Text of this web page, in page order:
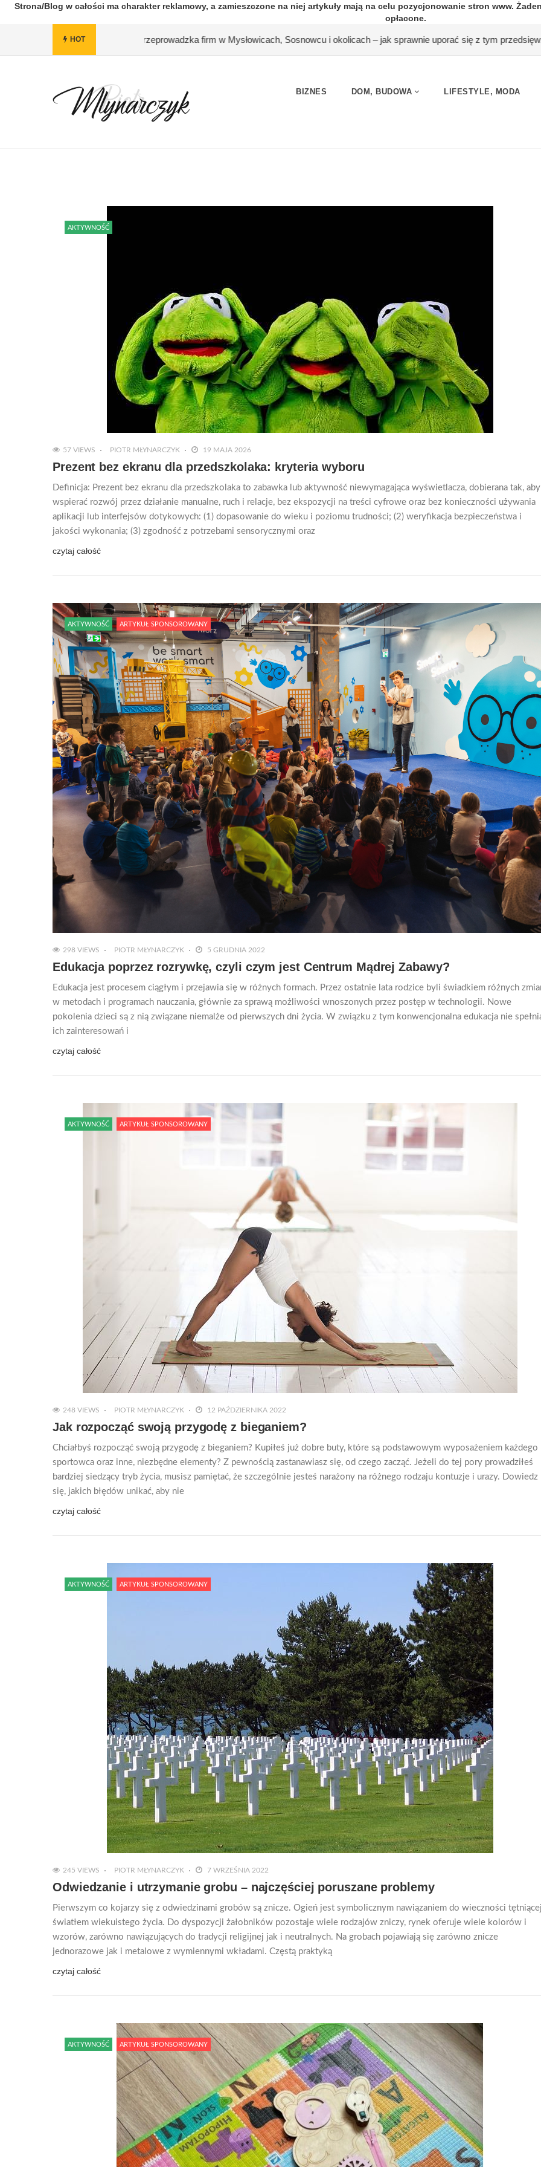
Strona/Blog w całości ma charakter reklamowy, a zamieszczone na niej artykuły mają na celu pozycjonowanie stron www.
opłacone.
HOT
#Przeprowadzka firm w Mysłowicach, Sosnowcu i okolicach – jak sprawnie uporać się z tym przedsięwzięciem? #Zabawka
BIZNES DOM, BUDOWA LIFESTYLE, MODA
AKTYWNOŚĆ
57 VIEWS PIOTR MŁYNARCZYK 19 MAJA 2026
Prezent bez ekranu dla przedszkolaka: kryteria wyboru
Definicja: Prezent bez ekranu dla przedszkolaka to zabawka lub aktywność niewymagająca wyświetlacza, dobierana tak, aby
wspierać rozwój przez działanie manualne, ruch i relacje, bez ekspozycji na treści cyfrowe oraz bez konieczności używania
aplikacji lub interfejsów dotykowych: (1) dopasowanie do wieku i poziomu trudności; (2) weryfikacja bezpieczeństwa i
jakości wykonania; (3) zgodność z potrzebami sensorycznymi oraz
czytaj całość
AKTYWNOŚĆ ARTYKUŁ SPONSOROWANY
298 VIEWS PIOTR MŁYNARCZYK 5 GRUDNIA 2022
Edukacja poprzez rozrywkę, czyli czym jest Centrum Mądrej Zabawy?
Edukacja jest procesem ciągłym i przejawia się w różnych formach. Przez ostatnie lata rodzice byli świadkiem różnych
w metodach i programach nauczania, głównie za sprawą możliwości wnoszonych przez postęp w technologii. Nowe
pokolenia dzieci są z nią związane niemalże od pierwszych dni życia. W związku z tym konwencjonalna edukacja nie
ich zainteresowań i
czytaj całość
AKTYWNOŚĆ ARTYKUŁ SPONSOROWANY
248 VIEWS PIOTR MŁYNARCZYK 12 PAŹDZIERNIKA 2022
Jak rozpocząć swoją przygodę z bieganiem?
Chciałbyś rozpocząć swoją przygodę z bieganiem? Kupiłeś już dobre buty, które są podstawowym wyposażeniem każdego
sportowca oraz inne, niezbędne elementy? Z pewnością zastanawiasz się, od czego zacząć. Jeżeli do tej pory prowadziłeś
bardziej siedzący tryb życia, musisz pamiętać, że szczególnie jesteś narażony na różnego rodzaju kontuzje i urazy. Dowiedz
się, jakich błędów unikać, aby nie
czytaj całość
AKTYWNOŚĆ ARTYKUŁ SPONSOROWANY
245 VIEWS PIOTR MŁYNARCZYK 7 WRZEŚNIA 2022
Odwiedzanie i utrzymanie grobu – najczęściej poruszane problemy
Pierwszym co kojarzy się z odwiedzinami grobów są znicze. Ogień jest symbolicznym nawiązaniem do wieczności
światłem wiekuistego życia. Do dyspozycji żałobników pozostaje wiele rodzajów zniczy, rynek oferuje wiele kolorów i
wzorów, zarówno nawiązujących do tradycji religijnej jak i neutralnych. Na grobach pojawiają się zarówno znicze
jednorazowe jak i metalowe z wymiennymi wkładami. Częstą praktyką
czytaj całość
AKTYWNOŚĆ ARTYKUŁ SPONSOROWANY